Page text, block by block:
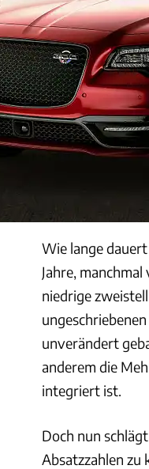
Wie lange
Jahre,
niedrige
unverändert
anderem die
integriert ist.
Doch nun
Absatzzahlen zu